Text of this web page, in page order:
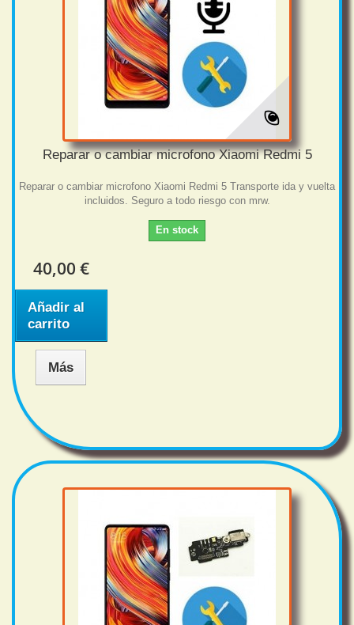
Reparar o cambiar microfono Xiaomi Redmi 5
Reparar o cambiar microfono Xiaomi Redmi 5 Transporte ida y vuelta
incluidos. Seguro a todo riesgo con mrw.
En stock
40,00 €
Añadir al
carrito
Más